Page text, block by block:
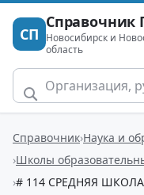
СП
Справочник
Новосибирск и
область
Справочник Наука и
Школы
# 114 СРЕДНЯЯ ШКОЛА